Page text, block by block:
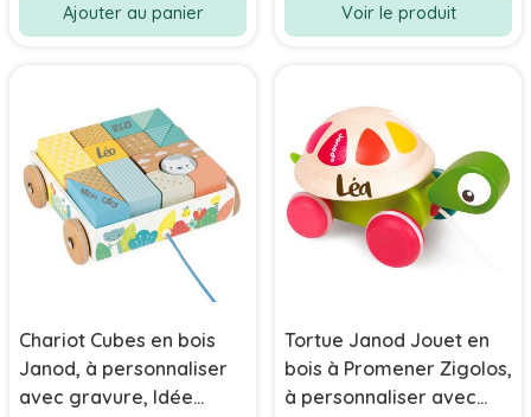
Ajouter au panier Voir le produit
Chariot Cubes en bois
Janod, à personnaliser
avec gravure, Idée
Tortue Janod Jouet en
bois à Promener Zigolos,
à personnaliser avec